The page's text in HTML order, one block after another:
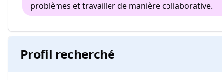
problèmes et travailler de manière collaborative.
Profil recherché